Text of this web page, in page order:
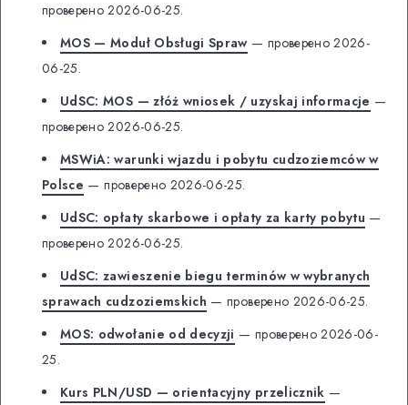
проверено 2026-06-25.
MOS — Moduł Obsługi Spraw— проверено 2026-
06-25.
UdSC: MOS — złóż wniosek / uzyskaj informacje —
проверено 2026-06-25.
MSWiA: warunki wjazdu i pobytu cudzoziemców w
Polsce — проверено 2026-06-25.
UdSC: opłaty skarbowe i opłaty za karty pobytu —
проверено 2026-06-25.
UdSC: zawieszenie biegu terminów w wybranych
sprawach cudzoziemskich — проверено 2026-06-25.
MOS: odwołanie od decyzji — проверено 2026-06-
25.
Kurs PLN/USD — orientacyjny przelicznik —